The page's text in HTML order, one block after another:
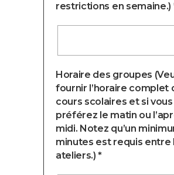
restrictions en semaine.)
Horaire des groupes
fournir l’horaire complet
cours scolaires et si vous
préférez le matin ou
midi. Notez qu’un
minutes est requis entre
ateliers.) *